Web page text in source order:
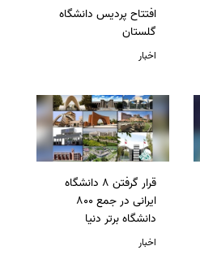
افتتاح پردیس دانشگاه
گلستان
اخبار
قرار گرفتن 8 دانشگاه
ایرانی در جمع 800
دانشگاه برتر دنیا
اخبار